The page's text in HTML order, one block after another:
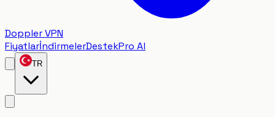
Doppler VPN
FiyatlarİndirmelerDestekPro Al
TR